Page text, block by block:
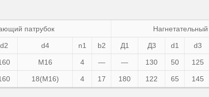
патрубок
d2 d4 n1 b2 Д1 Д3 d1 d3
М16 4 — — 130 50 125
18(М16) 4 17 180 122 65 145